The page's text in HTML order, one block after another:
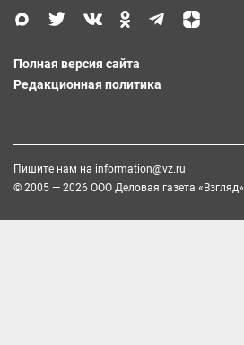
Полная версия сайта
Редакционная политика
Пишите нам на information@vz.ru
© 2005 — 2026 ООО Деловая газета «Взгляд»